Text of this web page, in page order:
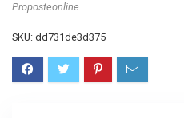
Proposteonline
SKU: dd731de3d375